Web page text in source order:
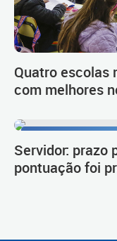
Quatro escolas
com melhores
Servidor: prazo
pontuação foi